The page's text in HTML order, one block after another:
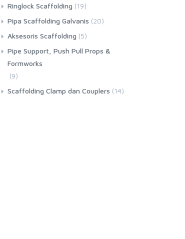
Ringlock Scaffolding (19)
Pipa Scaffolding Galvanis (20)
Aksesoris Scaffolding (5)
Pipe Support, Push Pull Props &
Formworks
(9)
Scaffolding Clamp dan Couplers (14)